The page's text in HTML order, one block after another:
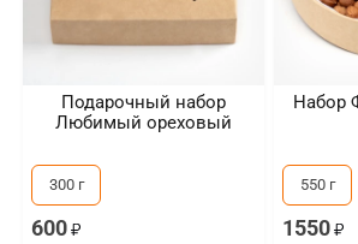
Подарочный набор
Любимый ореховый
300 г
600
Набор
550 г
1550